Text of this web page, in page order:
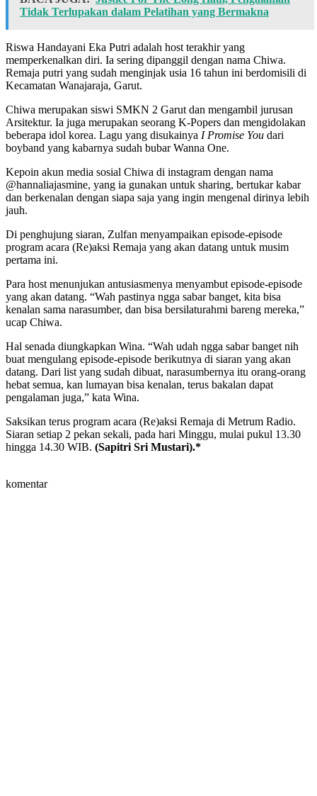
Tidak Terlupakan dalam Pelatihan yang Bermakna
Riswa Handayani Eka Putri adalah host terakhir yang
memperkenalkan diri. Ia sering dipanggil dengan nama Chiwa.
Remaja putri yang sudah menginjak usia 16 tahun ini berdomisili di
Kecamatan Wanajaraja, Garut.
Chiwa merupakan siswi SMKN 2 Garut dan mengambil jurusan
Arsitektur. Ia juga merupakan seorang K-Popers dan mengidolakan
beberapa idol korea. Lagu yang disukainya I Promise You dari
boyband yang kabarnya sudah bubar Wanna One.
Kepoin akun media sosial Chiwa di instagram dengan nama
@hannaliajasmine, yang ia gunakan untuk sharing, bertukar kabar
dan berkenalan dengan siapa saja yang ingin mengenal dirinya lebih
jauh.
Di penghujung siaran, Zulfan menyampaikan episode-episode
program acara (Re)aksi Remaja yang akan datang untuk musim
pertama ini.
Para host menunjukan antusiasmenya menyambut episode-episode
yang akan datang. “Wah pastinya ngga sabar banget, kita bisa
kenalan sama narasumber, dan bisa bersilaturahmi bareng mereka,”
ucap Chiwa.
Hal senada diungkapkan Wina. “Wah udah ngga sabar banget nih
buat mengulang episode-episode berikutnya di siaran yang akan
datang. Dari list yang sudah dibuat, narasumbernya itu orang-orang
hebat semua, kan lumayan bisa kenalan, terus bakalan dapat
pengalaman juga,” kata Wina.
Saksikan terus program acara (Re)aksi Remaja di Metrum Radio.
Siaran setiap 2 pekan sekali, pada hari Minggu, mulai pukul 13.30
hingga 14.30 WIB. (Sapitri Sri Mustari).*
komentar